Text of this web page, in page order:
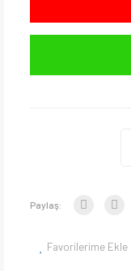
Paylaş:
Favorilerime Ekle